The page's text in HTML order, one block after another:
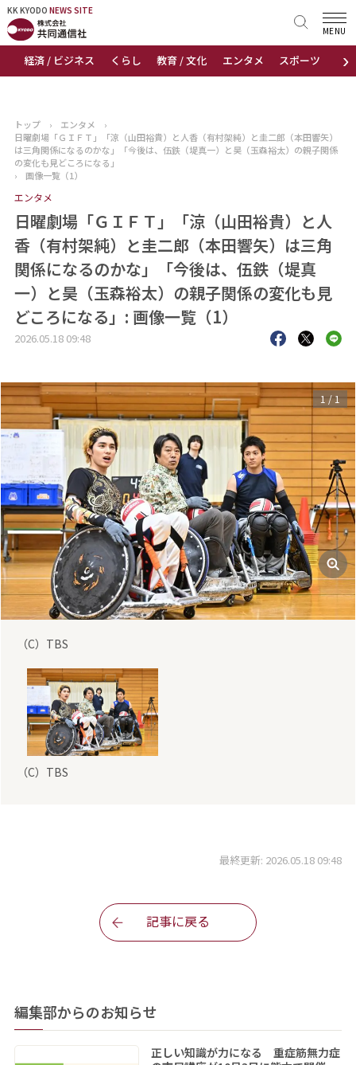
KK KYODO NEWS SITE
›
経済 / ビジネス くらし 教育 / 文化 エンタメ スポーツ 地域
MENU
KK KYODONEWS SITE
トップページ
ニュース
出版物
会社概要
トップ › エンタメ
›
日曜劇場「ＧＩＦＴ」「涼（山田裕貴）と人香（有村架純）と圭二郎（本田響矢）
は三角関係になるのかな」「今後は、伍鉄（堤真一）と昊（玉森裕太）の親子関係
の変化も見どころになる」
›
画像一覧（1）
エンタメ
日曜劇場「ＧＩＦＴ」「涼（山田裕貴）と人
香（有村架純）と圭二郎（本田響矢）は三角
関係になるのかな」「今後は、伍鉄（堤真
一）と昊（玉森裕太）の親子関係の変化も見
どころになる」: 画像一覧（1）
2026.05.18 09:48
（C）TBS
1/1
（C）TBS
最終更新: 2026.05.18 09:48
記事に戻る
編集部からのお知らせ
正しい知識が力になる 重症筋無力症